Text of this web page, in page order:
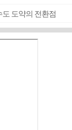
도 도약의 전환점